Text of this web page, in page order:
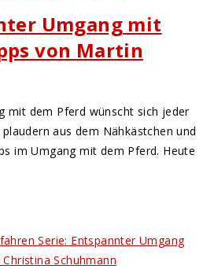
Umgang mit
von Martin
mit dem Pferd wünscht sich jeder
aus dem Nähkästchen und
im Umgang mit dem Pferd. Heute